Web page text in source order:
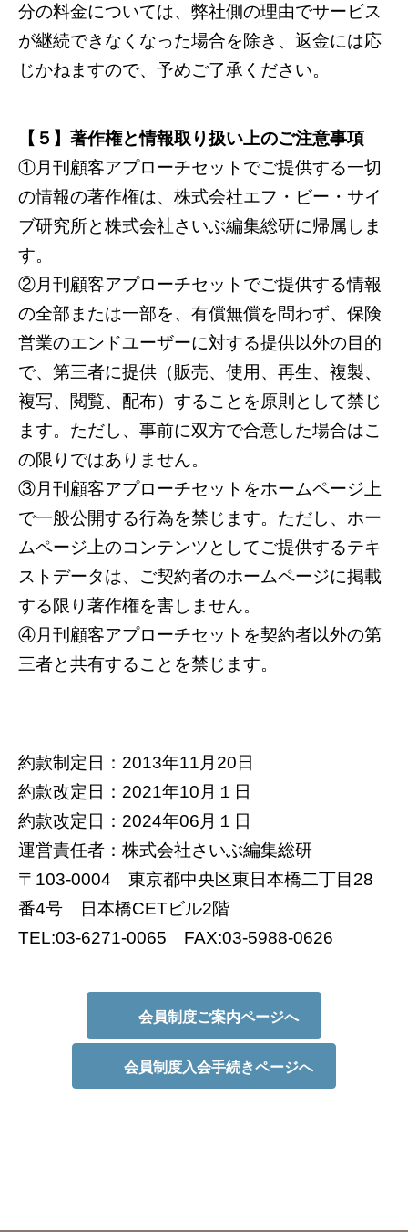
分の料金については、弊社側の理由でサービス
が継続できなくなった場合を除き、返金には応
じかねますので、予めご了承ください。
【５】著作権と情報取り扱い上のご注意事項
①月刊顧客アプローチセットでご提供する一切
の情報の著作権は、株式会社エフ・ビー・サイ
ブ研究所と株式会社さいぶ編集総研に帰属しま
す。
②月刊顧客アプローチセットでご提供する情報
の全部または一部を、有償無償を問わず、保険
営業のエンドユーザーに対する提供以外の目的
で、第三者に提供（販売、使用、再生、複製、
複写、閲覧、配布）することを原則として禁じ
ます。ただし、事前に双方で合意した場合はこ
の限りではありません。
③月刊顧客アプローチセットをホームページ上
で一般公開する行為を禁じます。ただし、ホー
ムページ上のコンテンツとしてご提供するテキ
ストデータは、ご契約者のホームページに掲載
する限り著作権を害しません。
④月刊顧客アプローチセットを契約者以外の第
三者と共有することを禁じます。
約款制定日：2013年11月20日
約款改定日：2021年10月１日
約款改定日：2024年06月１日
運営責任者：株式会社さいぶ編集総研
〒103-0004 東京都中央区東日本橋二丁目28
番4号 日本橋CETビル2階
TEL:03-6271-0065 FAX:03-5988-0626
会員制度ご案内ページへ
会員制度入会手続きページへ